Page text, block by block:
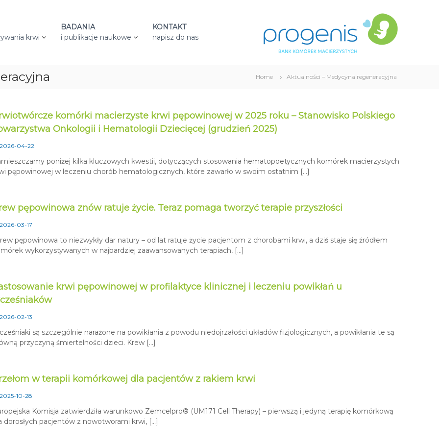
krwi
BADANIA
i publikacje naukowe
KONTAKT
napisz do nas
Home Aktualności – Medycyna regeneracyjna
komórki macierzyste krwi pępowinowej w 2025 roku – Stanowisko Polskiego
Onkologii i Hematologii Dziecięcej (grudzień 2025)
2026-04-22
poniżej kilka kluczowych kwestii, dotyczących stosowania hematopoetycznych komórek macierzystych
pępowinowej w leczeniu chorób hematologicznych, które zawarło w swoim ostatnim […]
pępowinowa znów ratuje życie. Teraz pomaga tworzyć terapie przyszłości
2026-03-17
pępowinowa to niezwykły dar natury – od lat ratuje życie pacjentom z chorobami krwi, a dziś staje się źródłem
wykorzystywanych w najbardziej zaawansowanych terapiach, […]
krwi pępowinowej w profilaktyce klinicznej i leczeniu powikłań u
2026-02-13
są szczególnie narażone na powikłania z powodu niedojrzałości układów fizjologicznych, a powikłania te są
przyczyną śmiertelności dzieci. Krew […]
w terapii komórkowej dla pacjentów z rakiem krwi
2025-10-28
Komisja zatwierdziła warunkowo Zemcelpro® (UM171 Cell Therapy) – pierwszą i jedyną terapię komórkową
dorosłych pacjentów z nowotworami krwi, […]